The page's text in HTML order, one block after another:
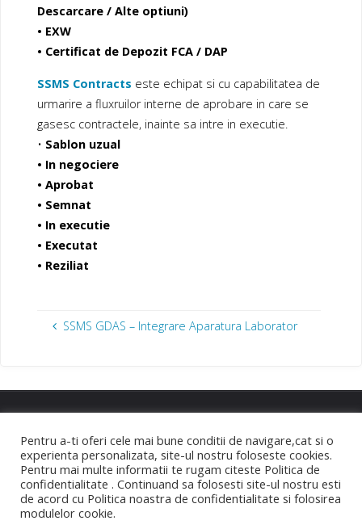
Descarcare / Alte optiuni)
• EXW
• Certificat de Depozit FCA / DAP
SSMS Contracts este echipat si cu capabilitatea de
urmarire a fluxruilor interne de aprobare in care se
gasesc contractele, inainte sa intre in executie.
• Sablon uzual
• In negociere
• Aprobat
• Semnat
• In executie
• Executat
• Reziliat
SSMS GDAS – Integrare Aparatura Laborator
PRODUSE | SERVICII | DESPRE NOI
|
PORTOFOLIU
| POLITICA DE CONFIDENTIALITATE
©2026 Business Soft
Pentru a-ti oferi cele mai bune conditii de navigare,cat si o
experienta personalizata, site-ul nostru foloseste cookies.
Pentru mai multe informatii te rugam citeste Politica de
confidentialitate . Continuand sa folosesti site-ul nostru esti
de acord cu Politica noastra de confidentialitate si folosirea
modulelor cookie.